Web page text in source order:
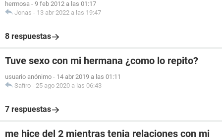
hermosa - 9 feb 2012 a las 01:17
Jonas - 13 abr 2022 a las 19:47
8 respuestas
Tuve sexo con mi hermana ¿como lo repito?
usuario anónimo - 14 abr 2019 a las 01:11
Safiro - 25 ago 2020 a las 06:43
7 respuestas
me hice del 2 mientras tenia relaciones con mi